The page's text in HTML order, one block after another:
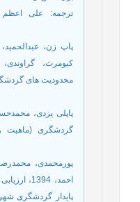
ترجمه: علی اعظم
محدودیت های
گردشگری (ماهیت و
احمد،
پایدار گردشگری